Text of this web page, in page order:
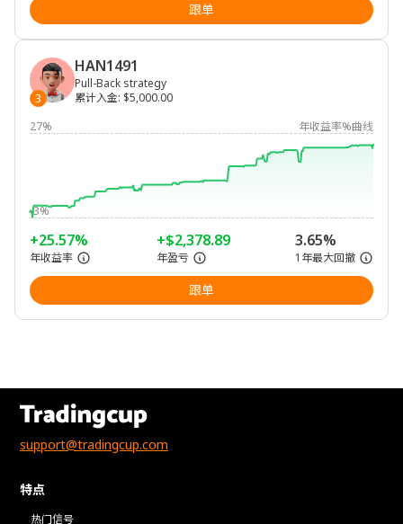
跟单
3
HAN1491
Pull-Back strategy
累计入金: $5,000.00
27%
年收益率%曲线
-3%
+25.57%
年收益率
+$2,378.89
年盈亏
3.65%
1年最大回撤
跟单
support@tradingcup.com
特点
热门信号